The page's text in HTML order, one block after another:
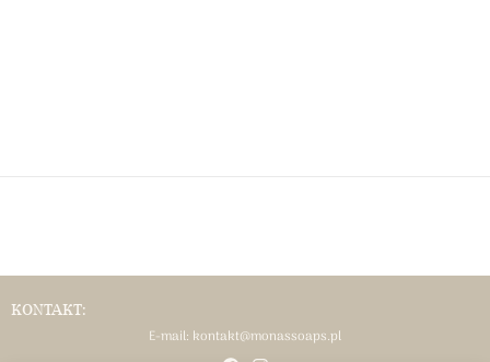
E-mail: kontakt@monassoaps.pl
KONTAKT: